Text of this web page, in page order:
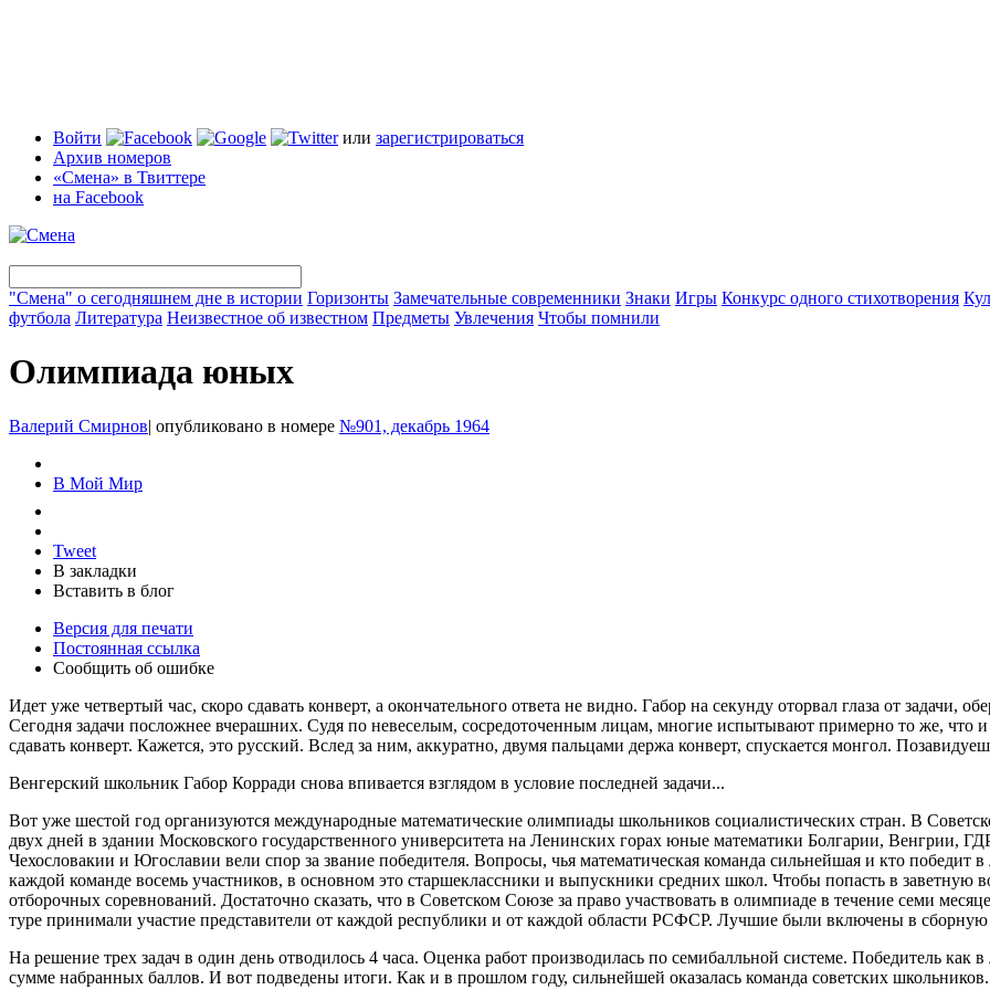
Войти или зарегистрироваться
Архив номеров
«Смена» в Твиттере
на Facebook
"Смена" о сегодняшнем дне в истории Горизонты Замечательные современники Знаки Игры Конкурс одного стихотворения
футбола Литература Неизвестное об известном Предметы Увлечения Чтобы помнили
Олимпиада юных
Валерий Смирнов| опубликовано в номере №901, декабрь 1964
В Мой Мир
Tweet
В закладки
Вставить в блог
Версия для печати
Постоянная ссылка
Сообщить об ошибке
Идет уже четвертый час, скоро сдавать конверт, а окончательного ответа не видно. Габор на секунду оторвал глаза от задачи,
Сегодня задачи посложнее вчерашних. Судя по невеселым, сосредоточенным лицам, многие испытывают примерно то же, что
сдавать конверт. Кажется, это русский. Вслед за ним, аккуратно, двумя пальцами держа конверт, спускается монгол.
Венгерский школьник Габор Корради снова впивается взглядом в условие последней задачи...
Вот уже шестой год организуются международные математические олимпиады школьников социалистических стран. В
двух дней в здании Московского государственного университета на Ленинских горах юные математики Болгарии,
Чехословакии и Югославии вели спор за звание победителя. Вопросы, чья математическая команда сильнейшая и кто победит
каждой команде восемь участников, в основном это старшеклассники и выпускники средних школ. Чтобы попасть в заветную
отборочных соревнований. Достаточно сказать, что в Советском Союзе за право участвовать в олимпиаде в течение семи
туре принимали участие представители от каждой республики и от каждой области РСФСР. Лучшие были включены в
На решение трех задач в один день отводилось 4 часа. Оценка работ производилась по семибалльной системе. Победитель как
сумме набранных баллов. И вот подведены итоги. Как и в прошлом году, сильнейшей оказалась команда советских